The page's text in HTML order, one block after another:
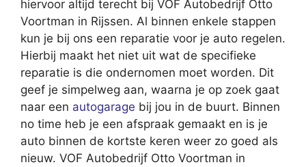
hiervoor altijd terecht bij VOF Autobedrijf Otto
Voortman in Rijssen. Al binnen enkele stappen
kun je bij ons een reparatie voor je auto regelen.
Hierbij maakt het niet uit wat de specifieke
reparatie is die ondernomen moet worden. Dit
geef je simpelweg aan, waarna je op zoek gaat
naar een autogarage bij jou in de buurt. Binnen
no time heb je een afspraak gemaakt en is je
auto binnen de kortste keren weer zo goed als
nieuw. VOF Autobedrijf Otto Voortman in